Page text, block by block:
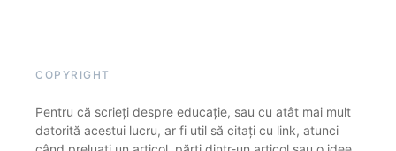
COPYRIGHT
Pentru că scrieți despre educație, sau cu atât mai mult
datorită acestui lucru, ar fi util să citați cu link, atunci